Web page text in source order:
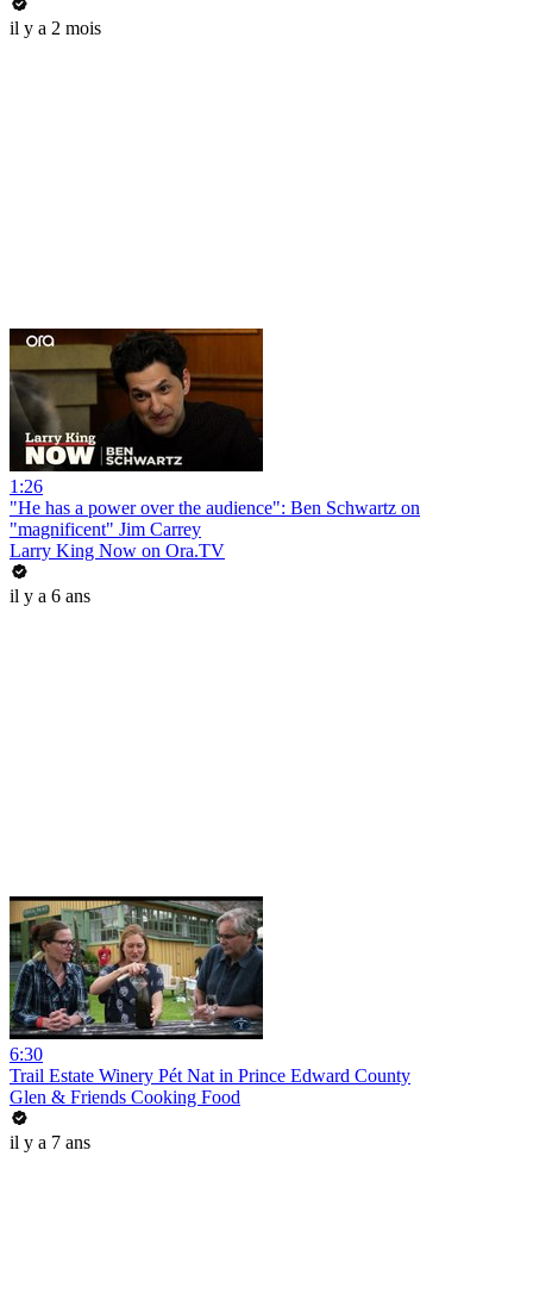
il y a 2 mois
1:26
"He has a power over the audience": Ben Schwartz on
"magnificent" Jim Carrey
Larry King Now on Ora.TV
il y a 6 ans
6:30
Trail Estate Winery Pét Nat in Prince Edward County
Glen & Friends Cooking Food
il y a 7 ans